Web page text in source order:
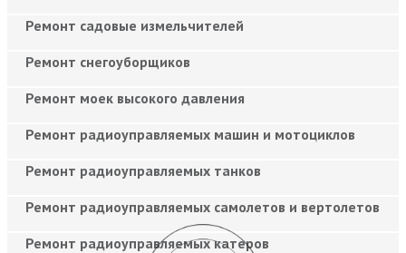
Ремонт садовые измельчителей
Ремонт снегоуборщиков
Ремонт моек высокого давления
Ремонт радиоуправляемых машин и мотоциклов
Ремонт радиоуправляемых танков
Ремонт радиоуправляемых самолетов и вертолетов
Ремонт радиоуправляемых катеров